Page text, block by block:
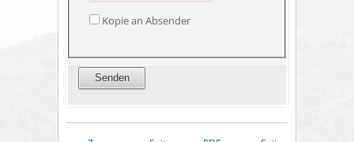
Kopie an Absender